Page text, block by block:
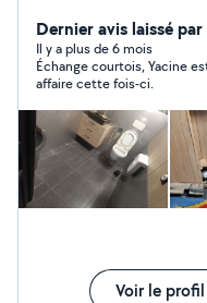
la perfection
Dernier avis laissé
Il y a plus de 6 mois
Échange courtois, Yacine
affaire cette fois-ci.
Voir le profil